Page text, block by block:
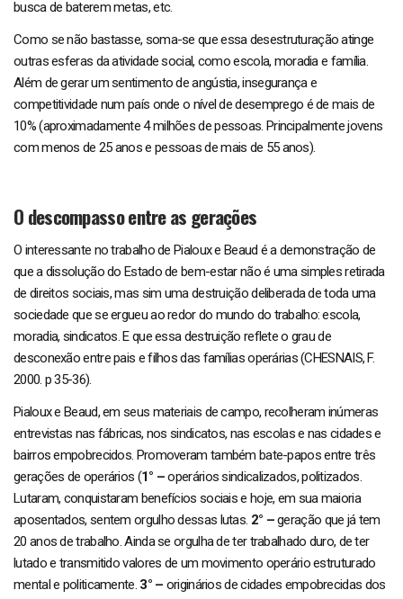
busca de baterem metas, etc.
Como se não bastasse, soma-se que essa desestruturação atinge
outras esferas da atividade social, como escola, moradia e família.
Além de gerar um sentimento de angústia, insegurança e
competitividade num país onde o nível de desemprego é de mais de
10% (aproximadamente 4 milhões de pessoas. Principalmente jovens
com menos de 25 anos e pessoas de mais de 55 anos).
O descompasso entre as gerações
O interessante no trabalho de Pialoux e Beaud é a demonstração de
que a dissolução do Estado de bem-estar não é uma simples retirada
de direitos sociais, mas sim uma destruição deliberada de toda uma
sociedade que se ergueu ao redor do mundo do trabalho: escola,
moradia, sindicatos. E que essa destruição reflete o grau de
desconexão entre pais e filhos das famílias operárias (CHESNAIS, F.
2000. p 35-36).
Pialoux e Beaud, em seus materiais de campo, recolheram inúmeras
entrevistas nas fábricas, nos sindicatos, nas escolas e nas cidades e
bairros empobrecidos. Promoveram também bate-papos entre três
gerações de operários (1° –operários sindicalizados, politizados.
Lutaram, conquistaram benefícios sociais e hoje, em sua maioria
aposentados, sentem orgulho dessas lutas. 2° –geração que já tem
20 anos de trabalho. Ainda se orgulha de ter trabalhado duro, de ter
lutado e transmitido valores de um movimento operário estruturado
mental e politicamente. 3° – originários de cidades empobrecidas dos